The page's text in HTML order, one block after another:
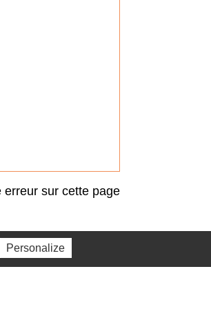
erreur sur cette page
Personalize